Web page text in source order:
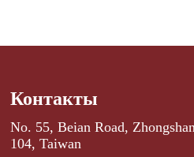
Контакты
No. 55, Beian Road,
104, Taiwan